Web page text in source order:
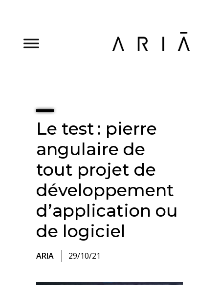
Le test : pierre
angulaire de
tout projet de
développement
d’application ou
de logiciel
ARIA 29/10/21